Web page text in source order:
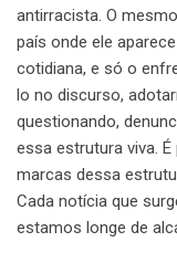
antirracista. O
país onde ele
cotidiana, e só o
lo no discurso,
questionando,
essa estrutura viva.
marcas dessa
Cada notícia que
estamos longe de